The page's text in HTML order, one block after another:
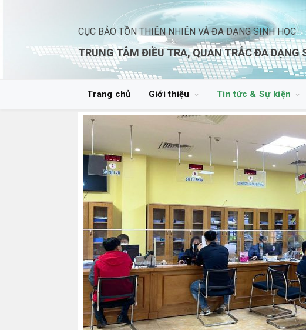
CỤC BẢO TỒN THIÊN NHIÊN VÀ ĐA DẠNG SINH HỌC
TRUNG TÂM ĐIỀU TRA, QUAN TRẮC ĐA DẠNG
Trang chủ Giới thiệu Tin tức & Sự kiện